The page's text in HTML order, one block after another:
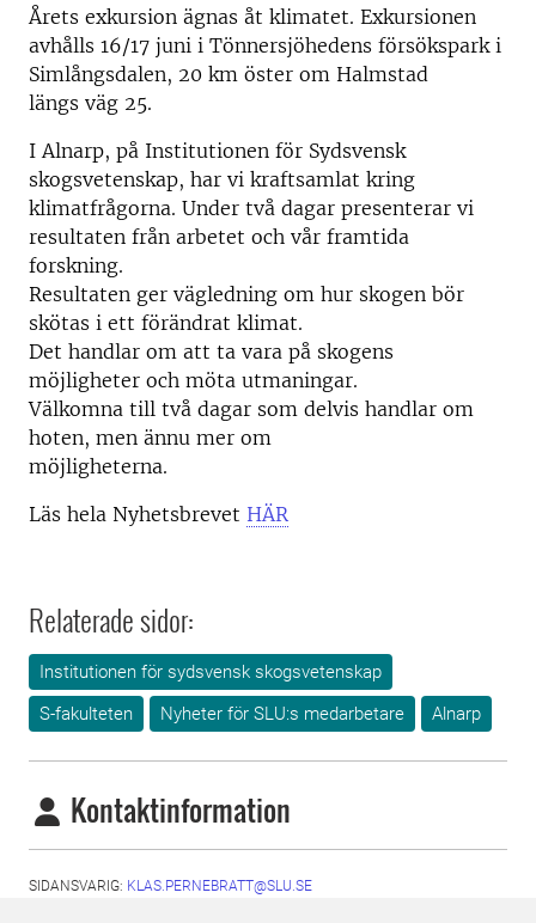
Årets exkursion ägnas åt klimatet. Exkursionen
avhålls 16/17 juni i Tönnersjöhedens försökspark i
Simlångsdalen, 20 km öster om Halmstad
längs väg 25.
I Alnarp, på Institutionen för Sydsvensk
skogsvetenskap, har vi kraftsamlat kring
klimatfrågorna. Under två dagar presenterar vi
resultaten från arbetet och vår framtida
forskning.
Resultaten ger vägledning om hur skogen bör
skötas i ett förändrat klimat.
Det handlar om att ta vara på skogens
möjligheter och möta utmaningar.
Välkomna till två dagar som delvis handlar om
hoten, men ännu mer om
möjligheterna.
Läs hela Nyhetsbrevet HÄR
Relaterade sidor:
Institutionen för sydsvensk skogsvetenskap
S-fakulteten
Nyheter för SLU:s medarbetare Alnarp
Kontaktinformation
SIDANSVARIG: KLAS.PERNEBRATT@SLU.SE